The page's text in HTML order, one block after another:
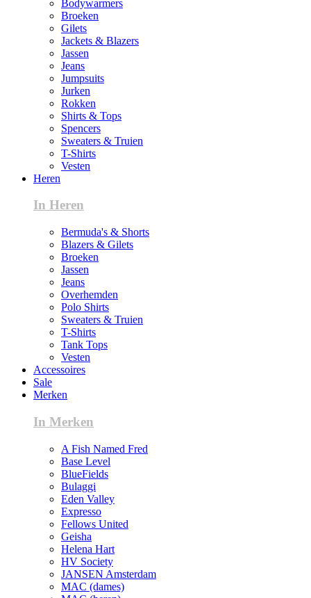
Bodywarmers
Broeken
Gilets
Jackets & Blazers
Jassen
Jeans
Jumpsuits
Jurken
Rokken
Shirts & Tops
Spencers
Sweaters & Truien
T-Shirts
Vesten
Heren
In Heren
Bermuda's & Shorts
Blazers & Gilets
Broeken
Jassen
Jeans
Overhemden
Polo Shirts
Sweaters & Truien
T-Shirts
Tank Tops
Vesten
Accessoires
Sale
Merken
In Merken
A Fish Named Fred
Base Level
BlueFields
Bulaggi
Eden Valley
Expresso
Fellows United
Geisha
Helena Hart
HV Society
JANSEN Amsterdam
MAC (dames)